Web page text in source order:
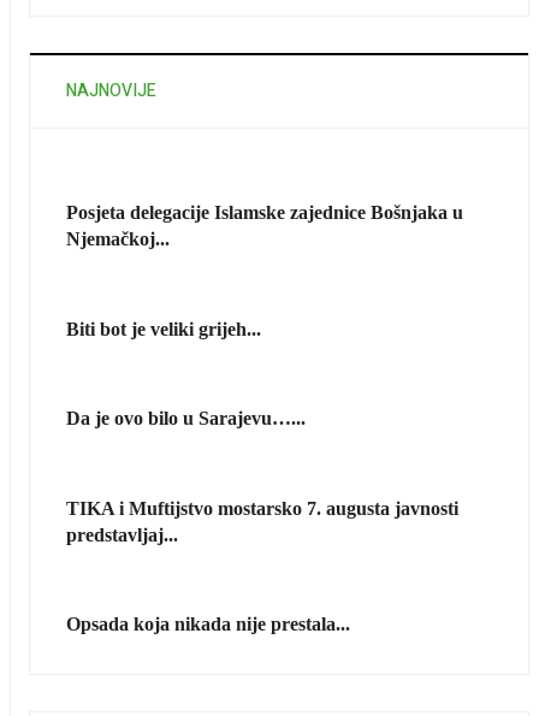
NAJNOVIJE
Posjeta delegacije Islamske zajednice Bošnjaka u
Njemačkoj...
Biti bot je veliki grijeh...
Da je ovo bilo u Sarajevu…...
TIKA i Muftijstvo mostarsko 7. augusta javnosti
predstavljaj...
Opsada koja nikada nije prestala...